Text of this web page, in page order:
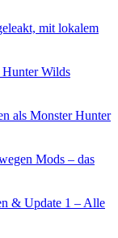
mit lokalem
Hunter Wilds
als Monster Hunter
Mods – das
& Update 1 – Alle